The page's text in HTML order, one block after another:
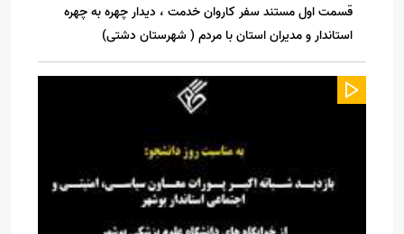
‌قسمت اول مستند سفر کاروان خدمت ، دیدار چهره به چهره
استاندار و مدیران استان با مردم ( شهرستان دشتی)